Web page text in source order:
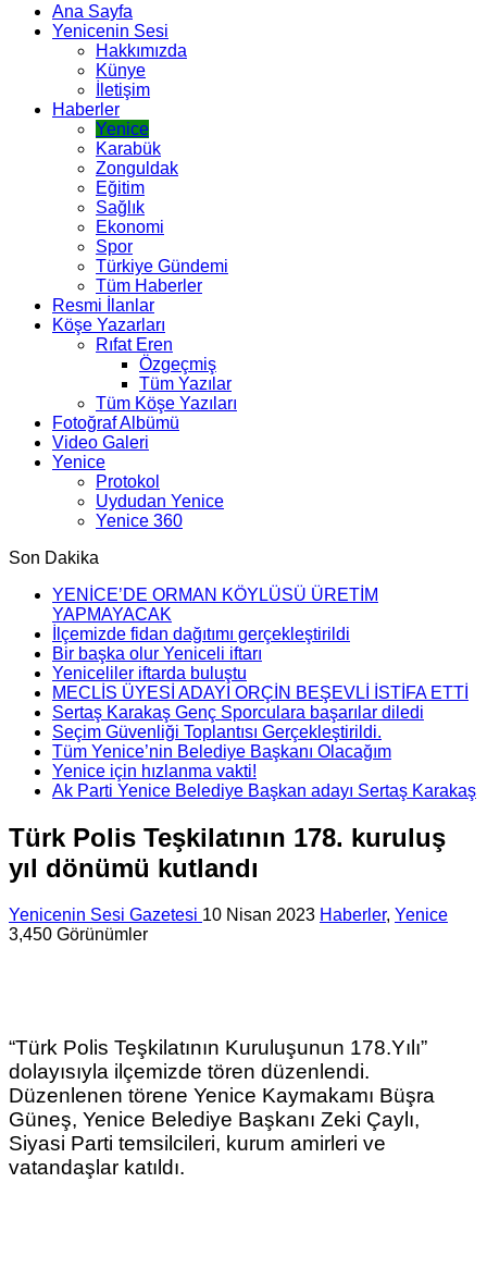
Ana Sayfa
Yenicenin Sesi
Hakkımızda
Künye
İletişim
Haberler
Yenice
Karabük
Zonguldak
Eğitim
Sağlık
Ekonomi
Spor
Türkiye Gündemi
Tüm Haberler
Resmi İlanlar
Köşe Yazarları
Rıfat Eren
Özgeçmiş
Tüm Yazılar
Tüm Köşe Yazıları
Fotoğraf Albümü
Video Galeri
Yenice
Protokol
Uydudan Yenice
Yenice 360
Son Dakika
YENİCE’DE ORMAN KÖYLÜSÜ ÜRETİM
YAPMAYACAK
İlçemizde fidan dağıtımı gerçekleştirildi
Bir başka olur Yeniceli iftarı
Yeniceliler iftarda buluştu
MECLİS ÜYESİ ADAYI ORÇİN BEŞEVLİ İSTİFA ETTİ
Sertaş Karakaş Genç Sporculara başarılar diledi
Seçim Güvenliği Toplantısı Gerçekleştirildi.
Tüm Yenice’nin Belediye Başkanı Olacağım
Yenice için hızlanma vakti!
Ak Parti Yenice Belediye Başkan adayı Sertaş Karakaş
Türk Polis Teşkilatının 178. kuruluş
yıl dönümü kutlandı
Yenicenin Sesi Gazetesi 10 Nisan 2023 Haberler, Yenice
3,450 Görünümler
“Türk Polis Teşkilatının Kuruluşunun 178.Yılı”
dolayısıyla ilçemizde tören düzenlendi.
Düzenlenen törene Yenice Kaymakamı Büşra
Güneş, Yenice Belediye Başkanı Zeki Çaylı,
Siyasi Parti temsilcileri, kurum amirleri ve
vatandaşlar katıldı.